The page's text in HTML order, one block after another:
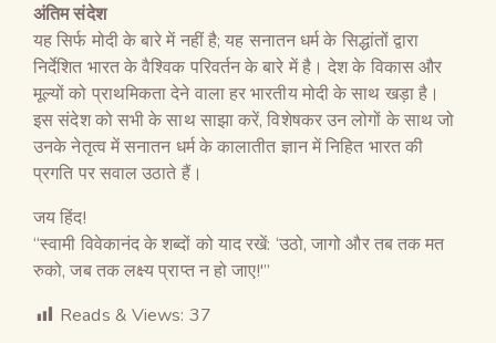
अंतिम संदेश
यह सिर्फ मोदी के बारे में नहीं है; यह सनातन धर्म के सिद्धांतों द्वारा
निर्देशित भारत के वैश्विक परिवर्तन के बारे में है। देश के विकास और
मूल्यों को प्राथमिकता देने वाला हर भारतीय मोदी के साथ खड़ा है।
इस संदेश को सभी के साथ साझा करें, विशेषकर उन लोगों के साथ जो
उनके नेतृत्व में सनातन धर्म के कालातीत ज्ञान में निहित भारत की
प्रगति पर सवाल उठाते हैं।
जय हिंद!
“स्वामी विवेकानंद के शब्दों को याद रखें: ‘उठो, जागो और तब तक मत
रुको, जब तक लक्ष्य प्राप्त न हो जाए!'”
Reads & Views: 37